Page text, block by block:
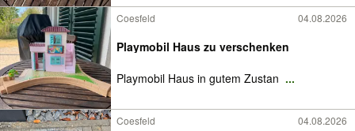
Coesfeld 04.08.2026
Playmobil Haus zu verschenken
Playmobil Haus in gutem Zustan ...
Coesfeld 04.08.2026